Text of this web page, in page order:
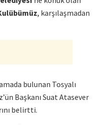
, karşılaşmadan
bulunan Tosyalı
Başkanı Suat Atasever
belirtti.